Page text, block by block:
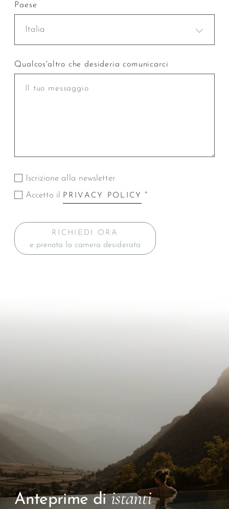
Paese
Italia
Qualcos'altro che desideria comunicarci
Iscrizione alla newsletter
Accetto il
PRIVACY POLICY *
RICHIEDI ORA
e prenota la camera desiderata